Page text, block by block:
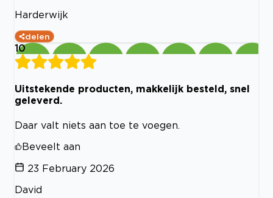
Harderwijk
delen
10
Uitstekende producten, makkelijk besteld, snel
geleverd.
Daar valt niets aan toe te voegen.
Beveelt aan
23 February 2026
David